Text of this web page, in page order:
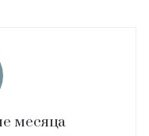
месяца